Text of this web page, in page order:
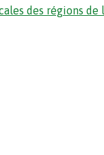
des régions de